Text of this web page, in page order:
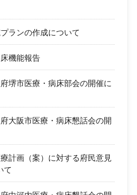
ランの作成について
機能報告
堺市医療・病床部会の開催に
大阪市医療・病床懇話会の開
計画（案）に対する府民意見
て